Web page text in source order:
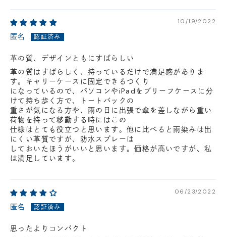
10/19/2022
匿名
革の質、デザインともにすばらしい
革の質はすばらしく、持っているだけで満足感がありま
す。キャリーケースに固定できるつくり
になっているので、パソコンやiPadをブリーフケースに分
けて持ち歩く方で、トートバックの
重さが気になる方や、雨の日に出張で傘を差しながら重い
荷物を持って移動する時にはこの
仕様はとても役立つと思います。他に比べると雨染みは出
にくい革質ですが、防水スプレーは
しておいたほうがいいと思います。価格が高いですが、私
は満足しています。
06/23/2022
匿名
思ったよりコンパクト